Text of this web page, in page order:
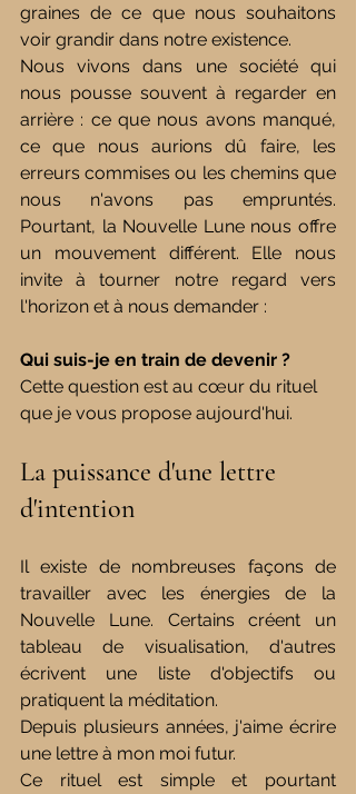
graines de ce que nous souhaitons
voir grandir dans notre existence.
Nous vivons dans une société qui
nous pousse souvent à regarder en
arrière : ce que nous avons manqué,
ce que nous aurions dû faire, les
erreurs commises ou les chemins que
nous n'avons pas empruntés.
Pourtant, la Nouvelle Lune nous offre
un mouvement différent. Elle nous
invite à tourner notre regard vers
l'horizon et à nous demander :
Qui suis-je en train de devenir ?
Cette question est au cœur du rituel
que je vous propose aujourd'hui.
La puissance d'une lettre
d'intention
Il existe de nombreuses façons de
travailler avec les énergies de la
Nouvelle Lune. Certains créent un
tableau de visualisation, d'autres
écrivent une liste d'objectifs ou
pratiquent la méditation.
Depuis plusieurs années, j'aime écrire
une lettre à mon moi futur.
Ce rituel est simple et pourtant